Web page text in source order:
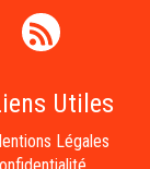
Utiles
Légales